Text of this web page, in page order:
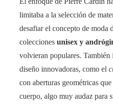
limitaba a la selección de
desafiar el concepto de moda
colecciones unisex y
volvieran populares. También
diseño innovadoras, como el
con aberturas geométricas
cuerpo, algo muy audaz para